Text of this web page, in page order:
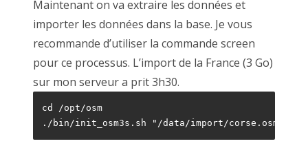
Maintenant on va extraire les données et
importer les données dans la base. Je vous
recommande d’utiliser la commande screen
pour ce processus. L’import de la France (3 Go)
sur mon serveur a prit 3h30.
cd /opt/osm
./bin/init_osm3s.sh "/data/import/